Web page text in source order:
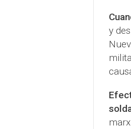
y